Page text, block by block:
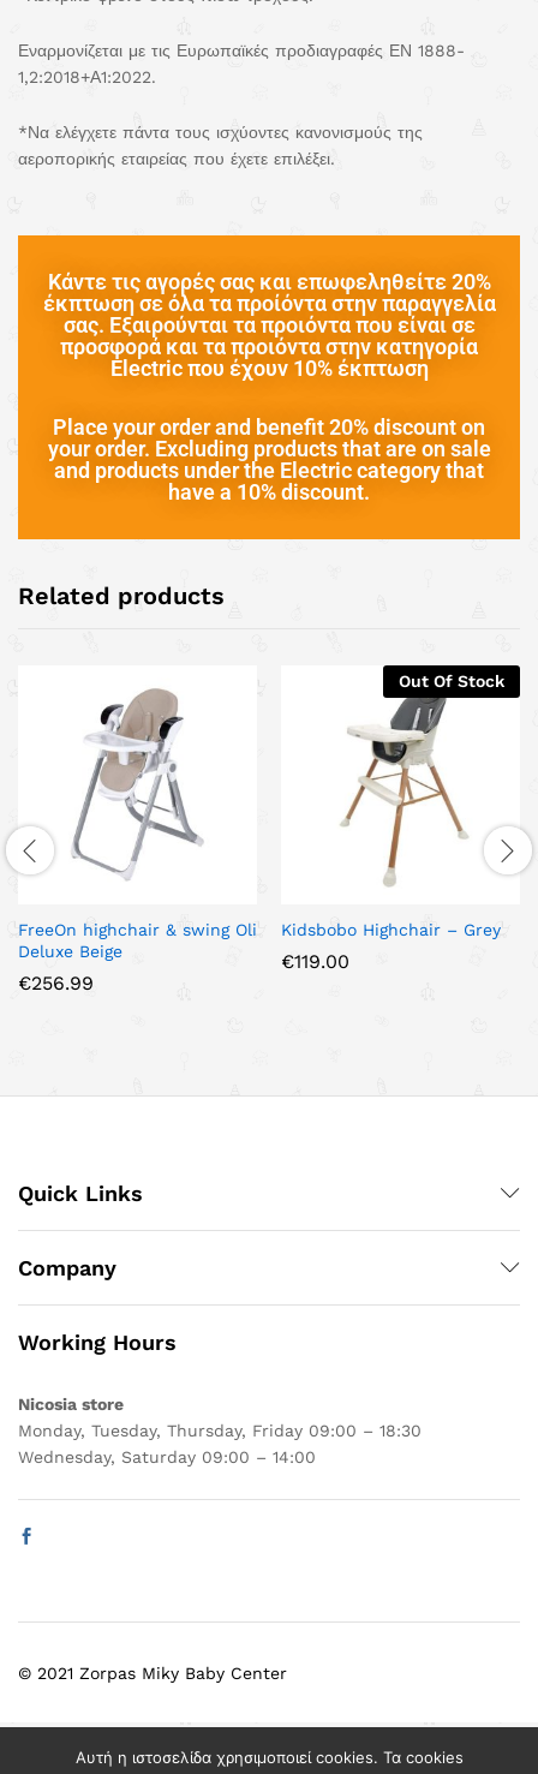
Εναρμονίζεται με τις Ευρωπαϊκές προδιαγραφές ΕΝ 1888-
1,2:2018+Α1:2022.
*Να ελέγχετε πάντα τους ισχύοντες κανονισμούς της
αεροπορικής εταιρείας που έχετε επιλέξει.
Κάντε τις αγορές σας και επωφεληθείτε 20%
έκπτωση σε όλα τα προίόντα στην παραγγελία
σας. Εξαιρούνται τα προιόντα που είναι σε
προσφορά και τα προιόντα στην κατηγορία
Electric που έχουν 10% έκπτωση
Place your order and benefit 20% discount on
your order. Excluding products that are on sale
and products under the Electric category that
have a 10% discount.
Related products
FreeOn highchair & swing Oli
Deluxe Beige
€256.99
Out Of Stock
Kidsbobo Highchair – Grey
€119.00
Quick Links
Company
Working Hours
Nicosia store
Monday, Tuesday, Thursday, Friday 09:00 – 18:30
Wednesday, Saturday 09:00 – 14:00
© 2021 Zorpas Miky Baby Center
to compareΑυτή η ιστοσελίδα χρησιμοποιεί cookies. Τα cookies